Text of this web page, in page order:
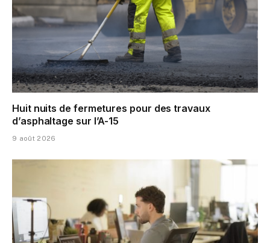
Huit nuits de fermetures pour des travaux
d’asphaltage sur l’A-15
9 août 2026